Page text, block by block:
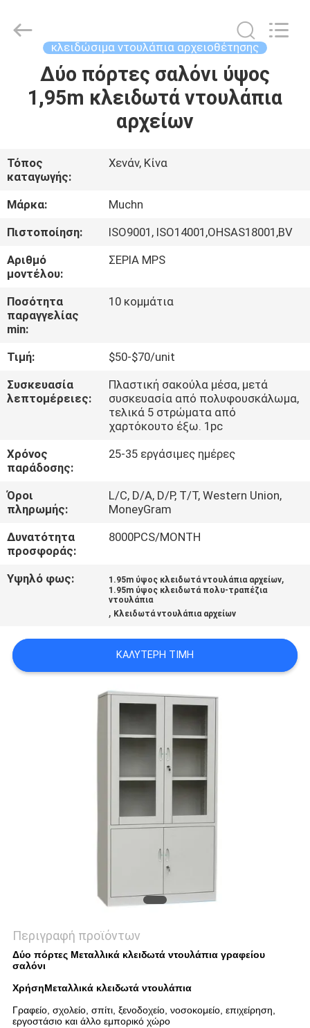
ΣΠΊΤΙ
ΠΕΡΊΠΟΥ
ΕΜΕΊΣ
ΓΎΡΟΣ
ΕΡΓΟΣΤΑΣΊΩΝ
ΠΟΙΟΤΙΚΌΣ
ΈΛΕΓΧΟΣ
ΜΑΣ
ΕΛΆΤΕ
ΜΕ
ΕΙΔΉΣΕΙΣ
ΖΗΤΉΣΤΕ
ΈΝΑ
ΑΠΌΣΠΑΣΜΑ
SITEMAP
Rights
κλειδώσιμα ντουλάπια αρχειοθέτησης
Δύο πόρτες σαλόνι ύψος
1,95m κλειδωτά ντουλάπια
αρχείων
Τόπος
καταγωγής:
Χενάν, Κίνα
Μάρκα:
Muchn
Πιστοποίηση:
ISO9001, ISO14001,OHSAS18001,BV
Αριθμό
μοντέλου:
ΣΕΡΙΑ MPS
Ποσότητα
παραγγελίας
min:
10 κομμάτια
Τιμή:
$50-$70/unit
Συσκευασία
λεπτομέρειες:
Πλαστική σακούλα μέσα, μετά
συσκευασία από πολυφουσκάλωμα,
τελικά 5 στρώματα από
χαρτόκουτο έξω. 1pc
Χρόνος
παράδοσης:
25-35 εργάσιμες ημέρες
Όροι
πληρωμής:
L/C, D/A, D/P, T/T, Western Union,
MoneyGram
Δυνατότητα
προσφοράς:
8000PCS/MONTH
Υψηλό φως: 1.95m ύψος κλειδωτά ντουλάπια αρχείων,
1.95m ύψος κλειδωτά πολυ-τραπέζια
ντουλάπια
, Κλειδωτά ντουλάπια αρχείων
ΚΑΛΎΤΕΡΗ ΤΙΜΉ
Περιγραφή προϊόντων
Δύο πόρτες Μεταλλικά κλειδωτά ντουλάπια γραφείου
σαλόνι
ΧρήσηΜεταλλικά κλειδωτά ντουλάπια
Γραφείο, σχολείο, σπίτι, ξενοδοχείο, νοσοκομείο, επιχείρηση,
εργοστάσιο και άλλο εμπορικό χώρο